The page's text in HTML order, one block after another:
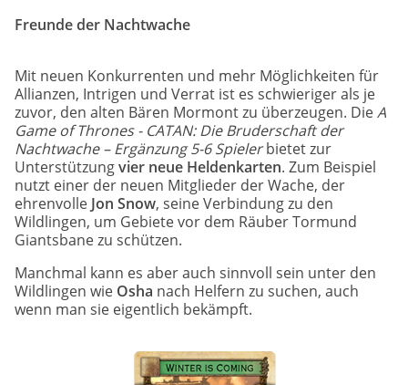
Freunde der Nachtwache
Mit neuen Konkurrenten und mehr Möglichkeiten für
Allianzen, Intrigen und Verrat ist es schwieriger als je
zuvor, den alten Bären Mormont zu überzeugen. DieA
Game of Thrones - CATAN: Die Bruderschaft der
Nachtwache – Ergänzung 5-6 Spielerbietet zur
Unterstützungvier neue Heldenkarten. Zum Beispiel
nutzt einer der neuen Mitglieder der Wache, der
ehrenvolle Jon Snow, seine Verbindung zu den
Wildlingen, um Gebiete vor dem Räuber Tormund
Giantsbane zu schützen.
Manchmal kann es aber auch sinnvoll sein unter den
Wildlingen wie Osha nach Helfern zu suchen, auch
wenn man sie eigentlich bekämpft.